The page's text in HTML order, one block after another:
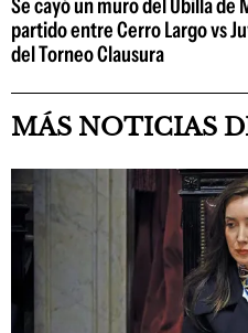
Se cayó un muro del Ubilla de
partido entre Cerro Largo vs
del Torneo Clausura
MÁS NOTICIAS